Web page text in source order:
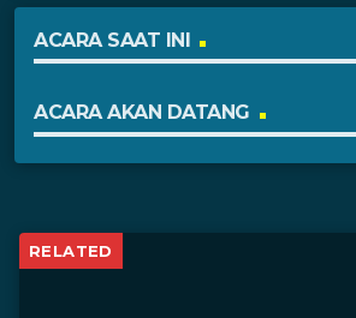
ACARA SAAT INI
ACARA AKAN DATANG
RELATED